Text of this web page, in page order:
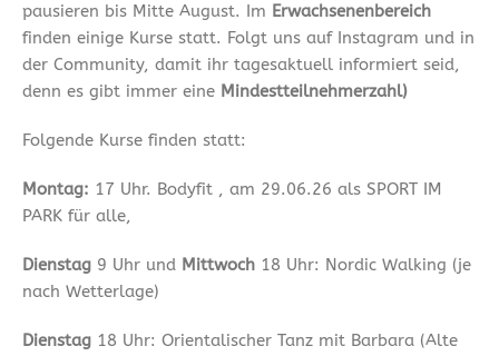
pausieren bis Mitte August. Im Erwachsenenbereich
finden einige Kurse statt. Folgt uns auf Instagram und in
der Community, damit ihr tagesaktuell informiert seid,
denn es gibt immer eine Mindestteilnehmerzahl)
Folgende Kurse finden statt:
Montag: 17 Uhr. Bodyfit , am 29.06.26 als SPORT IM
PARK für alle,
Dienstag 9 Uhr und Mittwoch 18 Uhr: Nordic Walking (je
nach Wetterlage)
Dienstag 18 Uhr: Orientalischer Tanz mit Barbara (Alte